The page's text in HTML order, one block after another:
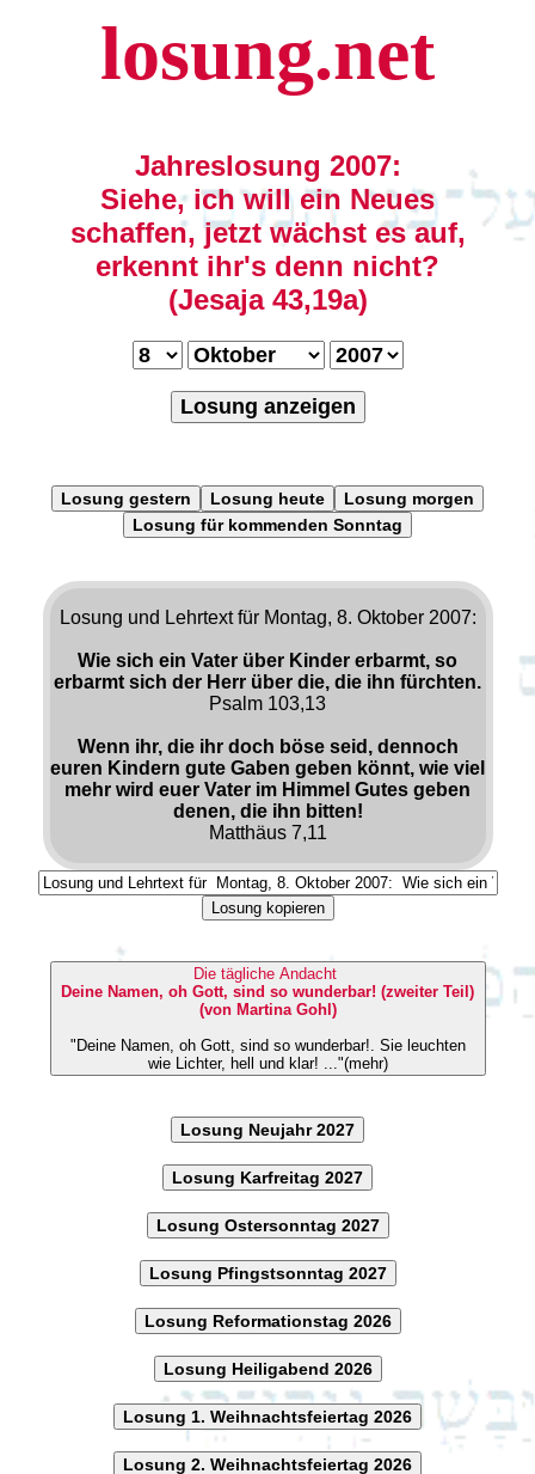
losung.net
Jahreslosung 2007:
Siehe, ich will ein Neues
schaffen, jetzt wächst es auf,
erkennt ihr's denn nicht?
(Jesaja 43,19a)
Losung anzeigen
Losung gestern Losung heute
Losung morgen
Losung für kommenden Sonntag
Losung und Lehrtext für Montag, 8. Oktober 2007:
Wie sich ein Vater über Kinder erbarmt, so
erbarmt sich der Herr über die, die ihn fürchten.
Psalm 103,13
Wenn ihr, die ihr doch böse seid, dennoch
euren Kindern gute Gaben geben könnt, wie viel
mehr wird euer Vater im Himmel Gutes geben
denen, die ihn bitten!
Matthäus 7,11
Losung kopieren
Die tägliche Andacht
Deine Namen, oh Gott, sind so wunderbar! (zweiter Teil)
(von Martina Gohl)
"Deine Namen, oh Gott, sind so wunderbar!. Sie leuchten
wie Lichter, hell und klar! ..."(mehr)
Losung Neujahr 2027
Losung Karfreitag 2027
Losung Ostersonntag 2027
Losung Pfingstsonntag 2027
Losung Reformationstag 2026
Losung Heiligabend 2026
Losung 1. Weihnachtsfeiertag 2026
Losung 2. Weihnachtsfeiertag 2026